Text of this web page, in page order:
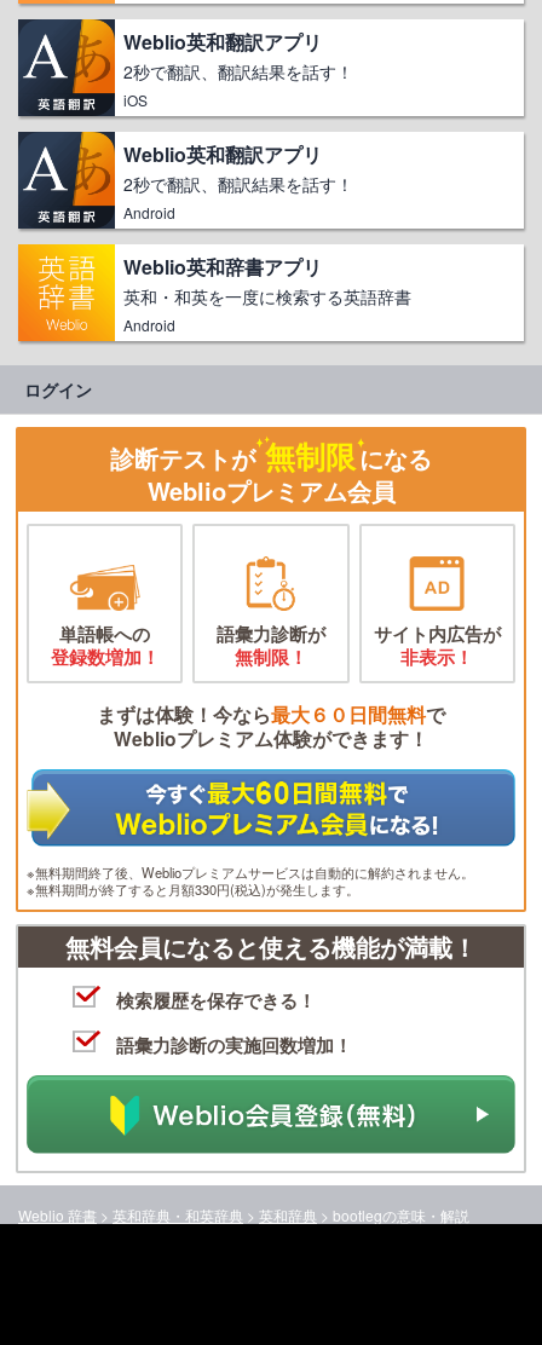
Weblio英和翻訳アプリ
2秒で翻訳、翻訳結果を話す！
iOS
Weblio英和翻訳アプリ
2秒で翻訳、翻訳結果を話す！
Android
Weblio英和辞書アプリ
英和・和英を一度に検索する英語辞書
Android
ログイン
診断テストが 無制限になる
Weblioプレミアム会員
単語帳への
登録数増加！
語彙力診断が
無制限！
サイト内広告が
非表示！
まずは体験！今なら最大６０日間無料で
Weblioプレミアム体験ができます！
※無料期間終了後、Weblioプレミアムサービスは自動的に解約されません。
※無料期間が終了すると月額330円(税込)が発生します。
無料会員になると使える機能が満載！
検索履歴を保存できる！
語彙力診断の実施回数増加！
Weblio 辞書 > 英和辞典・和英辞典 > 英和辞典 > bootlegの意味・解説